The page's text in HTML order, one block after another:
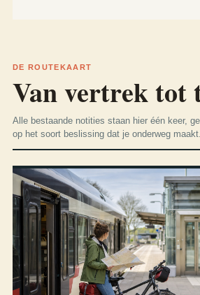
DE ROUTEKAART
Van vertrek tot
Alle bestaande notities staan hier één keer,
op het soort beslissing dat je onderweg maakt.